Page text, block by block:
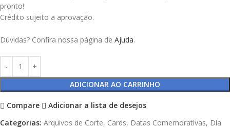
pronto!
Crédito sujeito a aprovação.
Dúvidas? Confira nossa página de Ajuda.
ADICIONAR AO CARRINHO
Compare
Adicionar a lista de desejos
Categorias: Arquivos de Corte, Cards, Datas Comemorativas, Dia